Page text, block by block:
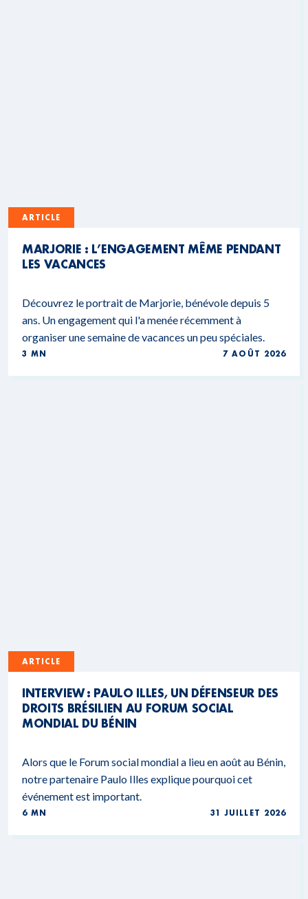
ARTICLE
MARJORIE : L’ENGAGEMENT MÊME PENDANT
LES VACANCES
Découvrez le portrait de Marjorie, bénévole depuis 5
ans. Un engagement qui l'a menée récemment à
organiser une semaine de vacances un peu spéciales.
3 MN 7 AOÛT 2026
ARTICLE
INTERVIEW : PAULO ILLES, UN DÉFENSEUR DES
DROITS BRÉSILIEN AU FORUM SOCIAL
MONDIAL DU BÉNIN
Alors que le Forum social mondial a lieu en août au Bénin,
notre partenaire Paulo Illes explique pourquoi cet
événement est important.
6 MN 31 JUILLET 2026